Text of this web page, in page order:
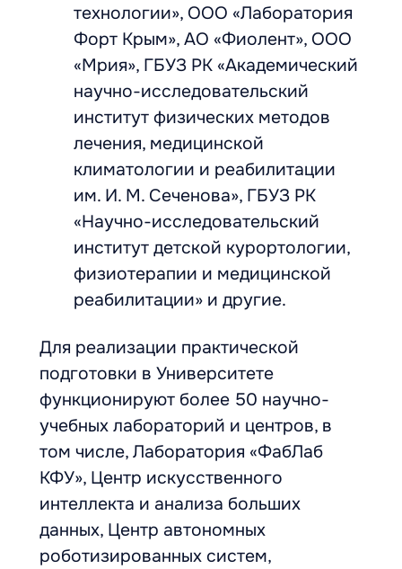
технологии», ООО «Лаборатория
Форт Крым», АО «Фиолент», ООО
«Мрия», ГБУЗ РК «Академический
научно-исследовательский
институт физических методов
лечения, медицинской
климатологии и реабилитации
им. И. М. Сеченова», ГБУЗ РК
«Научно-исследовательский
институт детской курортологии,
физиотерапии и медицинской
реабилитации» и другие.
Для реализации практической
подготовки в Университете
функционируют более 50 научно-
учебных лабораторий и центров, в
том числе, Лаборатория «ФабЛаб
КФУ», Центр искусственного
интеллекта и анализа больших
данных, Центр автономных
роботизированных систем,